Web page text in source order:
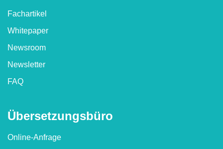
Fachartikel
Whitepaper
Newsroom
Newsletter
FAQ
Übersetzungs­büro
Online-Anfrage